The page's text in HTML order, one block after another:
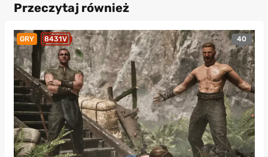
Przeczytaj również
GRY 8431V 40